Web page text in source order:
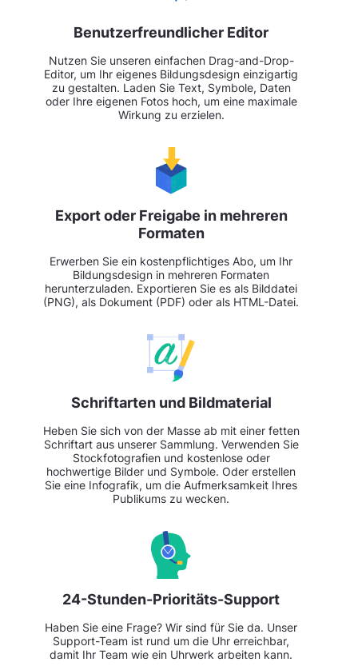
Benutzerfreundlicher Editor
Nutzen Sie unseren einfachen Drag-and-Drop-
Editor, um Ihr eigenes Bildungsdesign einzigartig
zu gestalten. Laden Sie Text, Symbole, Daten
oder Ihre eigenen Fotos hoch, um eine maximale
Wirkung zu erzielen.
Export oder Freigabe in mehreren
Formaten
Erwerben Sie ein kostenpflichtiges Abo, um Ihr
Bildungsdesign in mehreren Formaten
herunterzuladen. Exportieren Sie es als Bilddatei
(PNG), als Dokument (PDF) oder als HTML-Datei.
Schriftarten und Bildmaterial
Heben Sie sich von der Masse ab mit einer fetten
Schriftart aus unserer Sammlung. Verwenden Sie
Stockfotografien und kostenlose oder
hochwertige Bilder und Symbole. Oder erstellen
Sie eine Infografik, um die Aufmerksamkeit Ihres
Publikums zu wecken.
24-Stunden-Prioritäts-Support
Haben Sie eine Frage? Wir sind für Sie da. Unser
Support-Team ist rund um die Uhr erreichbar,
damit Ihr Team wie ein Uhrwerk arbeiten kann.